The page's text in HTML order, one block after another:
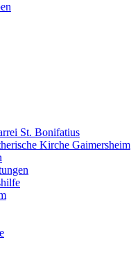
St. Bonifatius
Kirche Gaimersheim